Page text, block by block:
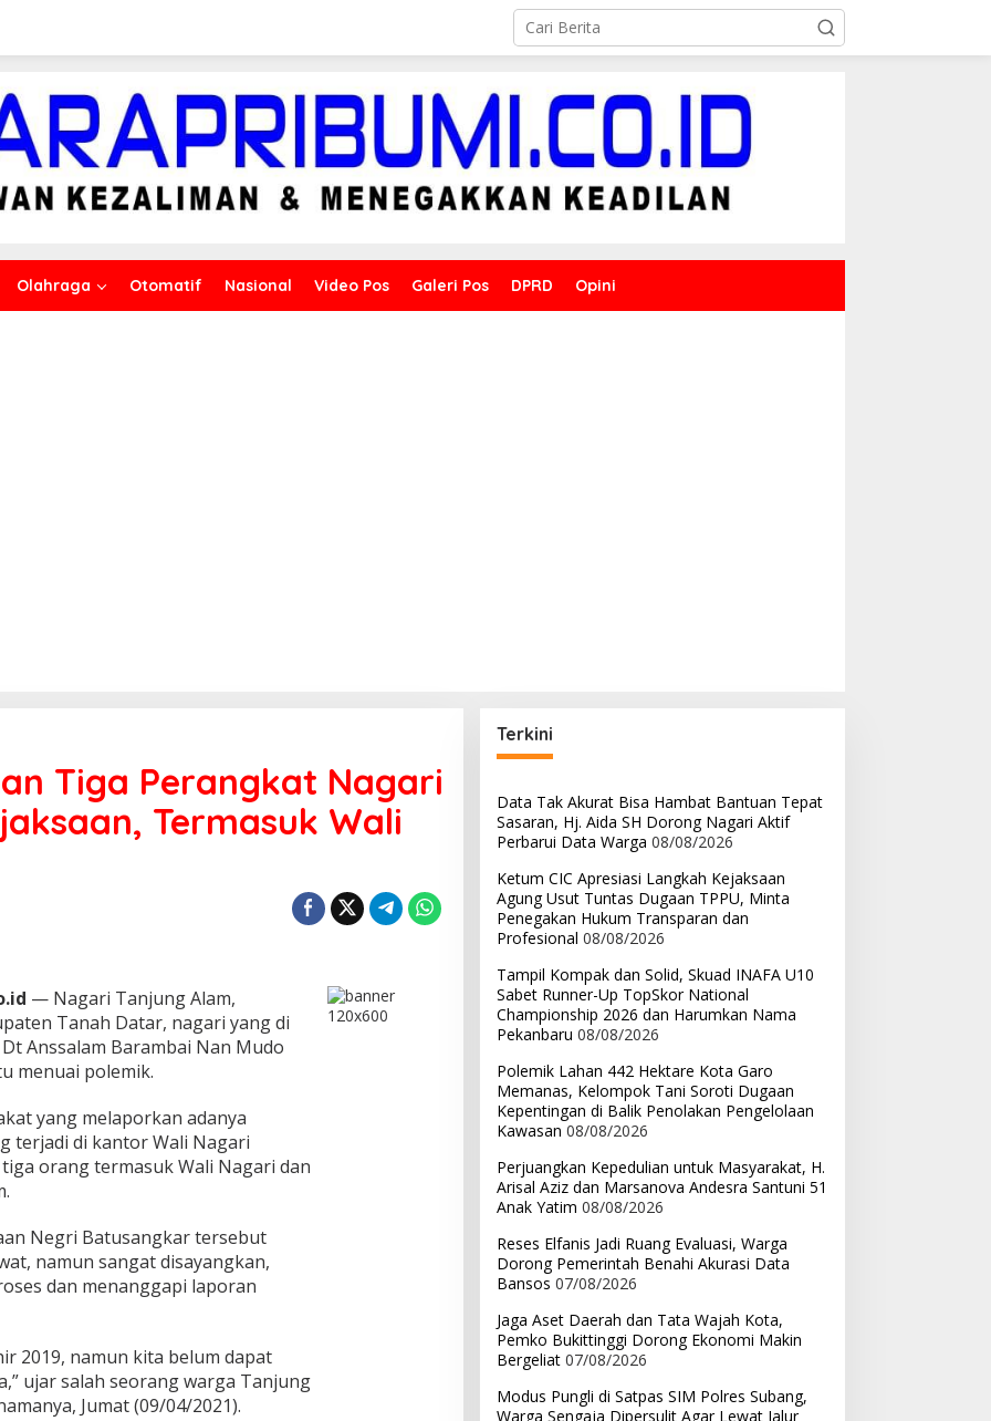
Olahraga Otomatif Nasional Video Pos Galeri Pos DPRD Opini
Tiga Perangkat Nagari
Termasuk Wali
— Nagari Tanjung Alam,
Tanah Datar, nagari yang di
Anssalam Barambai Nan Mudo
menuai polemik.
yang melaporkan adanya
terjadi di kantor Wali Nagari
orang termasuk Wali Nagari dan
Negri Batusangkar tersebut
namun sangat disayangkan,
dan menanggapi laporan
2019, namun kita belum dapat
ujar salah seorang warga Tanjung
Jumat (09/04/2021).
Terkini
Data Tak Akurat Bisa Hambat Bantuan Tepat
Sasaran, Hj. Aida SH Dorong Nagari Aktif
Perbarui Data Warga 08/08/2026
Ketum CIC Apresiasi Langkah Kejaksaan
Agung Usut Tuntas Dugaan TPPU, Minta
Penegakan Hukum Transparan dan
Profesional 08/08/2026
Tampil Kompak dan Solid, Skuad INAFA U10
Sabet Runner-Up TopSkor National
Championship 2026 dan Harumkan Nama
Pekanbaru 08/08/2026
Polemik Lahan 442 Hektare Kota Garo
Memanas, Kelompok Tani Soroti Dugaan
Kepentingan di Balik Penolakan Pengelolaan
Kawasan 08/08/2026
Perjuangkan Kepedulian untuk Masyarakat, H.
Arisal Aziz dan Marsanova Andesra Santuni 51
Anak Yatim 08/08/2026
Reses Elfanis Jadi Ruang Evaluasi, Warga
Dorong Pemerintah Benahi Akurasi Data
Bansos 07/08/2026
Jaga Aset Daerah dan Tata Wajah Kota,
Pemko Bukittinggi Dorong Ekonomi Makin
Bergeliat 07/08/2026
Modus Pungli di Satpas SIM Polres Subang,
Warga Sengaja Dipersulit Agar Lewat Jalur